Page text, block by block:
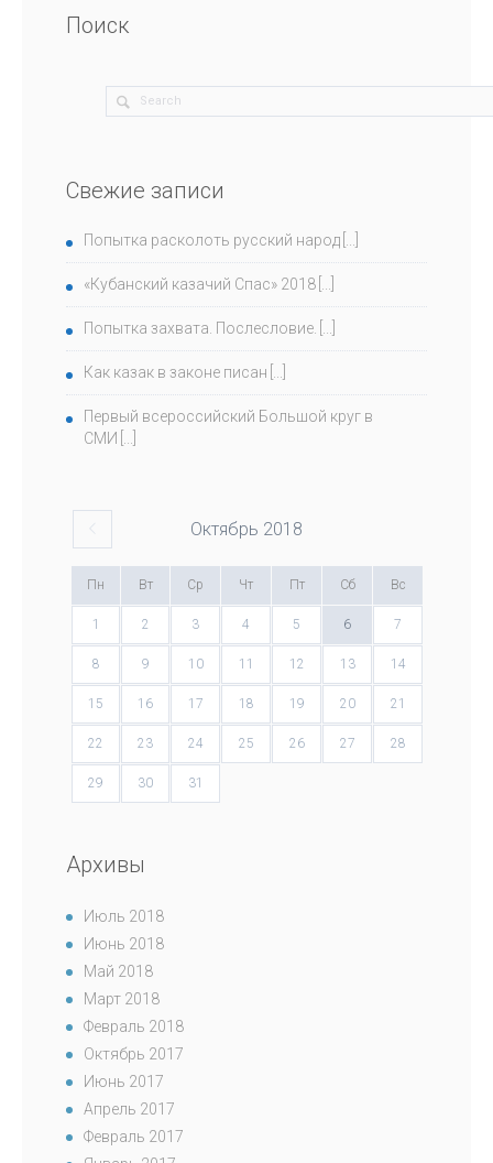
Поиск
Свежие записи
Попытка расколоть русский народ
«Кубанский казачий Спас» 2018
Попытка захвата. Послесловие.
Как казак в законе писан
Первый всероссийский Большой круг в
СМИ
Октябрь 2018
Пн Вт Ср Чт Пт Сб Вс
1 2 3 4 5 6 7
8 9 10 11 12 13 14
15 16 17 18 19 20 21
22 23 24 25 26 27 28
29 30 31
Архивы
Июль 2018
Июнь 2018
Май 2018
Март 2018
Февраль 2018
Октябрь 2017
Июнь 2017
Апрель 2017
Февраль 2017